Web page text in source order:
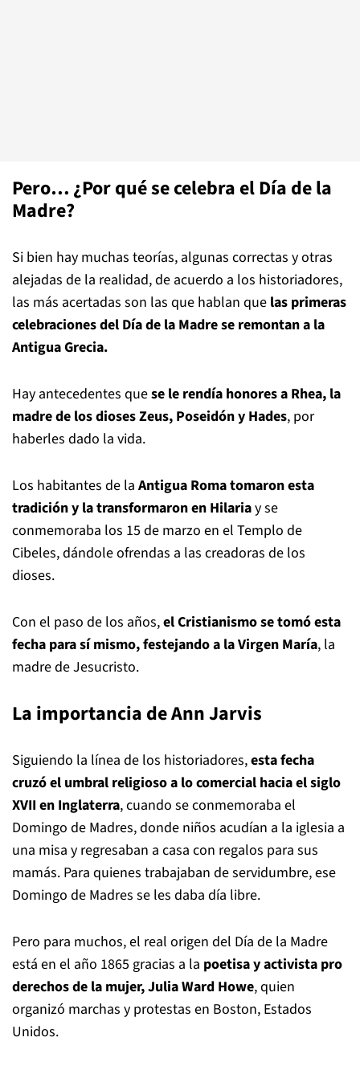
Pero… ¿Por qué se celebra el Día de la
Madre?
Si bien hay muchas teorías, algunas correctas y otras
alejadas de la realidad, de acuerdo a los historiadores,
las más acertadas son las que hablan que las primeras
celebraciones del Día de la Madre se remontan a la
Antigua Grecia.
Hay antecedentes quese le rendía honores a Rhea, la
madre de los dioses Zeus, Poseidón y Hades, por
haberles dado la vida.
Los habitantes de la Antigua Roma tomaron esta
tradición y la transformaron en Hilariay se
conmemoraba los 15 de marzo en el Templo de
Cibeles, dándole ofrendas a las creadoras de los
dioses.
Con el paso de los años,el Cristianismo se tomó esta
fecha para sí mismo, festejando a la Virgen María, la
madre de Jesucristo.
La importancia de Ann Jarvis
Siguiendo la línea de los historiadores,esta fecha
cruzó el umbral religioso a lo comercial hacia el siglo
XVII en Inglaterra, cuando se conmemoraba el
Domingo de Madres, donde niños acudían a la iglesia a
una misa y regresaban a casa con regalos para sus
mamás. Para quienes trabajaban de servidumbre, ese
Domingo de Madres se les daba día libre.
Pero para muchos, el real origen del Día de la Madre
está en el año 1865 gracias a la poetisa y activista pro
derechos de la mujer, Julia Ward Howe, quien
organizó marchas y protestas en Boston, Estados
Unidos.